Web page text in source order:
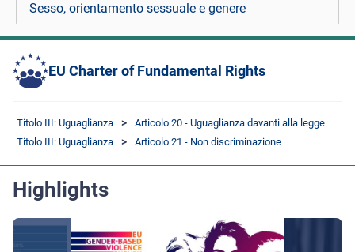
Sesso, orientamento sessuale e genere
EU Charter of Fundamental Rights
Titolo III: Uguaglianza
Articolo 20 - Uguaglianza davanti alla legge
Titolo III: Uguaglianza
Articolo 21 - Non discriminazione
Highlights